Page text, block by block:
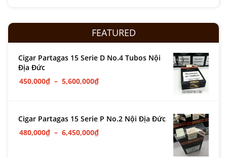
FEATURED
Cigar Partagas 15 Serie D No.4 Tubos Nội
Địa Đức
450,000₫ – 5,600,000₫
Cigar Partagas 15 Serie P No.2 Nội Địa Đức
480,000₫ – 6,450,000₫